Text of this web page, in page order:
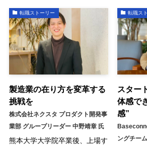
転職ストーリー
製造業の在り方を変革する
挑戦を
株式会社ネクスタ プロダクト開発事
業部 グループリーダー 中野靖章 氏
熊本大学大学院卒業後、上場す
転職ス
スター
体感で
感”
ングチー